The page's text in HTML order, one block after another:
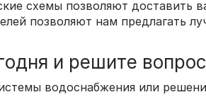
схемы позволяют доставить
позволяют нам предлагать
и решите
водоснабжения или